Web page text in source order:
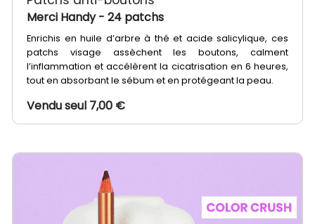
Merci Handy- 24 patchs
Enrichis en huile d’arbre à thé et acide salicylique, ces
patchs visage assèchent les boutons, calment
l’inflammation et accélèrent la cicatrisation en 6 heures,
tout en absorbant le sébum et en protégeant la peau.
Vendu seul 7,00 €